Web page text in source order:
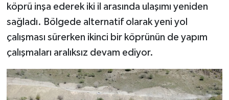
köprü inşa ederek iki il arasında ulaşımı yeniden
sağladı. Bölgede alternatif olarak yeni yol
çalışması sürerken ikinci bir köprünün de yapım
çalışmaları aralıksız devam ediyor.